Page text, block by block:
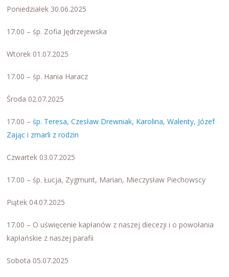
Poniedziałek 30.06.2025
17.00 – śp. Zofia Jędrzejewska
Wtorek 01.07.2025
17.00 – śp. Hania Haracz
Środa 02.07.2025
17.00 –śp. Teresa, Czesław Drewniak, Karolina, Walenty, Józef
Zając i zmarli z rodzin
Czwartek 03.07.2025
17.00 – śp. Łucja, Zygmunt, Marian, Mieczysław Piechowscy
Piątek 04.07.2025
17.00 – O uświęcenie kapłanów z naszej diecezji i o powołania
kapłańskie z naszej parafii
Sobota 05.07.2025